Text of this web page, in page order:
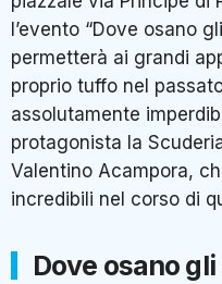
l’evento “Dove osano
permetterà ai grandi
proprio tuffo nel
assolutamente
protagonista la
Valentino Acampora,
incredibili nel corso di
Dove osano